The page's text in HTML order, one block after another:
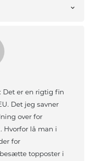
Det er en rigtig fin
Det jeg savner
over for
Hvorfor lå man i
for
topposter i